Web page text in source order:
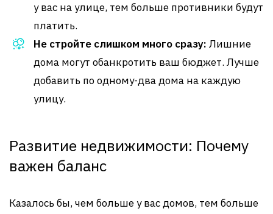
у вас на улице, тем больше противники будут
платить.
Не стройте слишком много сразу: Лишние
дома могут обанкротить ваш бюджет. Лучше
добавить по одному-два дома на каждую
улицу.
Развитие недвижимости: Почему
важен баланс
Казалось бы, чем больше у вас домов, тем больше